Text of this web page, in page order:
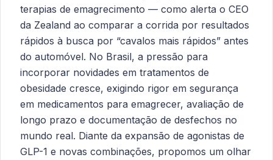
terapias de emagrecimento — como alerta o CEO
da Zealand ao comparar a corrida por resultados
rápidos à busca por “cavalos mais rápidos” antes
do automóvel. No Brasil, a pressão para
incorporar novidades em tratamentos de
obesidade cresce, exigindo rigor em segurança
em medicamentos para emagrecer, avaliação de
longo prazo e documentação de desfechos no
mundo real. Diante da expansão de agonistas de
GLP-1 e novas combinações, propomos um olhar